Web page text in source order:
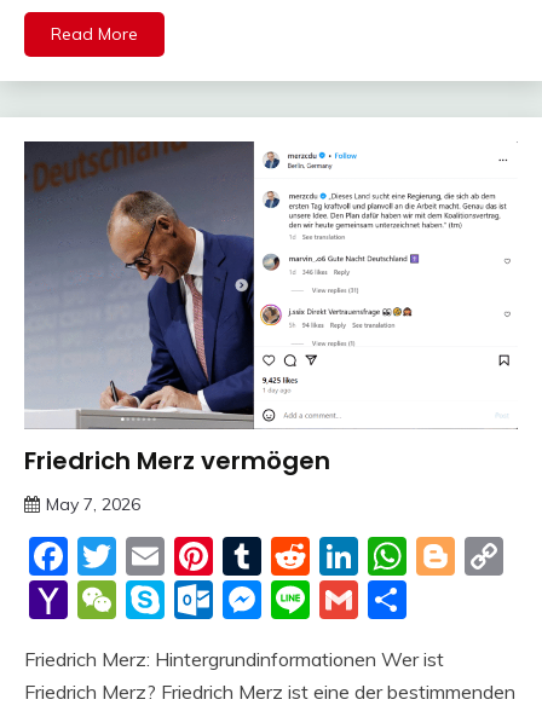
Read More
Trends
Friedrich Merz vermögen
May 7, 2026
Meme
Facebook
Twitter
EmailPinterest
Tumblr
Reddit
LinkedIn
Yahoo
WeChat
SkypeOutlook.com
Messenger
LineGmail
Friedrich Merz: Hintergrundinformationen Wer ist
Friedrich Merz? Friedrich Merz ist eine der bestimmenden